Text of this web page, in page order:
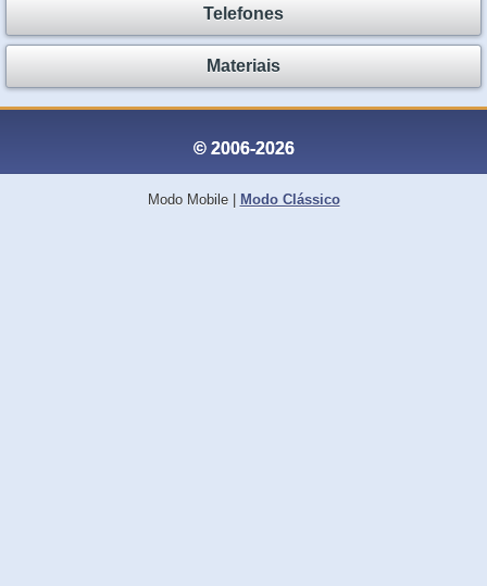
Telefones
Materiais
© 2006-2026
Modo Mobile| Modo Clássico